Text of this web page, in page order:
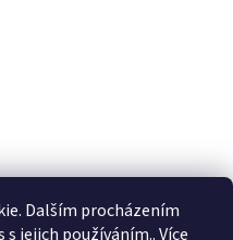
Dalším procházením
jejich používáním.. Více